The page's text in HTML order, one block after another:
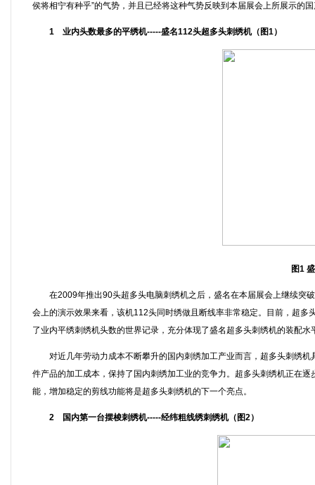
侯将相宁有种乎”的气势，并且已经将这种气势反映到本届展会上所展示的
1 业内头数最多的平绣机-----盛名112头超多头刺绣机（图1）
图1
在2009年推出90头超多头电脑刺绣机之后，盛名在本届展会上继续突
会上的演示效果来看，该机112头同时绣做且断线率非常稳定。目前，超
了业内平绣刺绣机头数的世界记录，充分体现了盛名超多头刺绣机的装配水
对近几年劳动力成本不断攀升的国内刺绣加工产业而言，超多头刺绣机
件产品的加工成本，保持了国内刺绣加工业的竞争力。超多头刺绣机正在
能，增加稳定的剪线功能将是超多头刺绣机的下一个亮点。
2 国内第一台摆梭刺绣机-----经纬粗线绣刺绣机（图2）